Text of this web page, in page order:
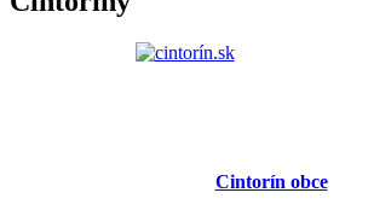
Cintorín obce